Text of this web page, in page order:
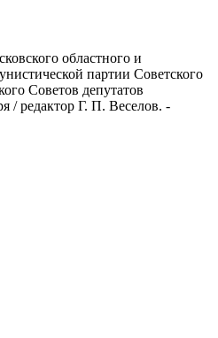
областного и
партии Советского
Советов депутатов
/ редактор Г. П. Веселов. -